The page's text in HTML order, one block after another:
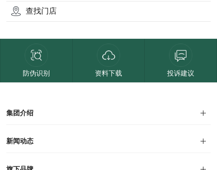
查找门店
防伪识别 资料下载 投诉建议
集团介绍
集团介绍
企业文化
人才招聘
商学院
VR全景展厅
董事长介绍
新闻动态
对外公告
家居资讯